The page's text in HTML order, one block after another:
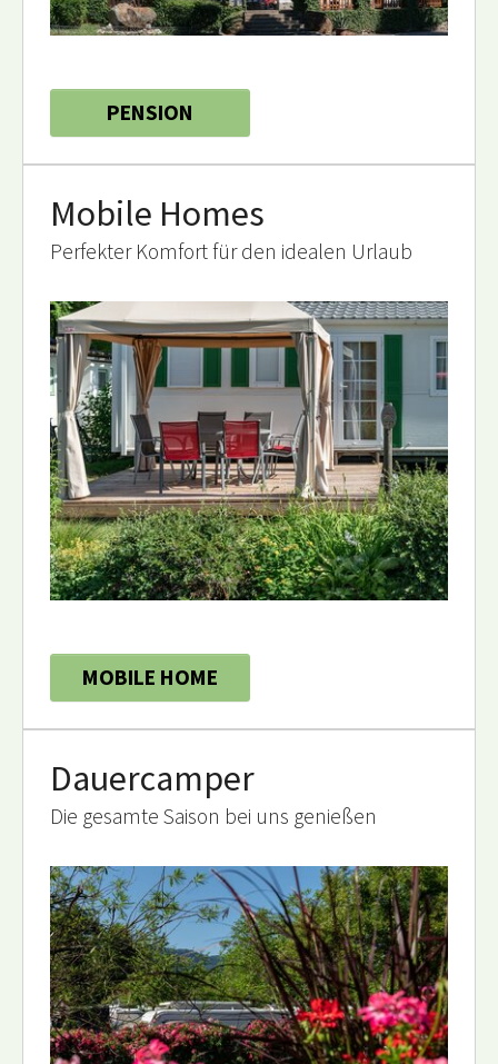
PENSION
Mobile Homes
Perfekter Komfort für den idealen Urlaub
MOBILE HOME
Dauercamper
Die gesamte Saison bei uns genießen